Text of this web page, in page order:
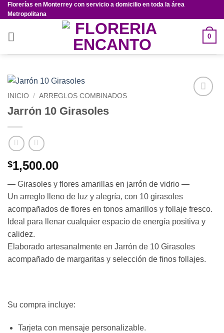
Saltar
al
contenido
Florerías en Monterrey con servicio a domicilio en toda la área
Metropolitana
0
INICIO / ARREGLOS COMBINADOS
Jarrón 10 Girasoles
$1,500.00
— Girasoles y flores amarillas en jarrón de vidrio —
Un arreglo lleno de luz y alegría, con 10 girasoles
acompañados de flores en tonos amarillos y follaje fresco.
Ideal para llenar cualquier espacio de energía positiva y
calidez.
Elaborado artesanalmente en Jarrón de 10 Girasoles
acompañado de margaritas y selección de finos follajes.
Su compra incluye:
Tarjeta con mensaje personalizable.